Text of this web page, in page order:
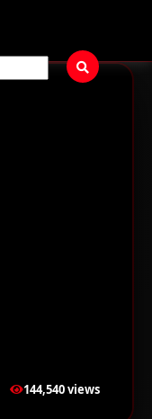
144,540 views